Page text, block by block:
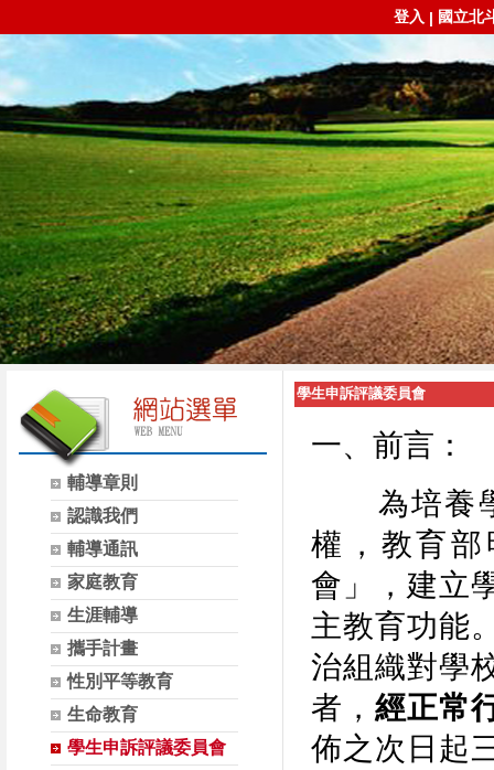
登入 | 國立北
輔導章則
認識我們
輔導通訊
家庭教育
生涯輔導
攜手計畫
性別平等教育
生命教育
學生申訴評議委員會
學生申訴評議委員會
一、前言：
為培養學
權，教育
會」， 建立
主教育功能
治組織對學
者，經正常
佈之次日起